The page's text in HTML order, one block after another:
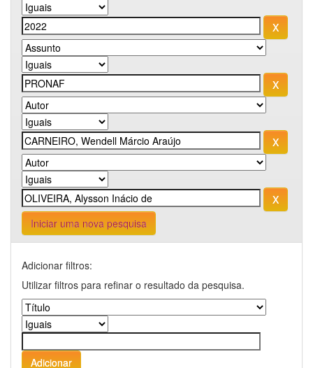
Iniciar uma nova pesquisa
Adicionar filtros:
Utilizar filtros para refinar o resultado da pesquisa.